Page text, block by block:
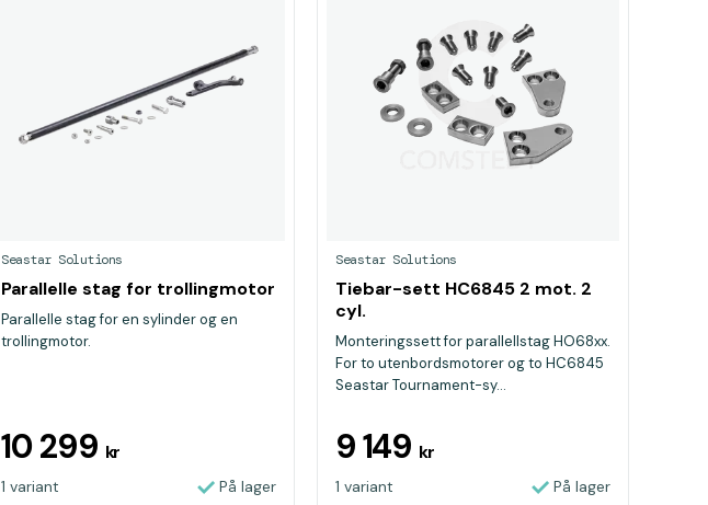
Seastar Solutions
Parallelle stag for trollingmotor
Parallelle stag for en sylinder og en
trollingmotor.
10 299 kr
1 variant På lager
Seastar Solutions
Tiebar-sett HC6845 2 mot. 2
cyl.
Monteringssett for parallellstag HO68xx.
For to utenbordsmotorer og to HC6845
Seastar Tournament-sy...
9 149 kr
1 variant På lager